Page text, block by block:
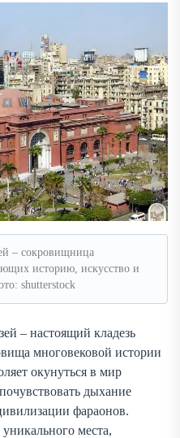
– сокровищница
историю, искусство и
shutterstock
– настоящий кладезь
многовековой истории
окунуться в мир
дыхание
фараонов.
места,